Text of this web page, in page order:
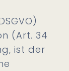
(Art. 34
ist der